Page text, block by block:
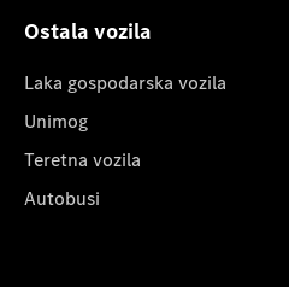
Ostala vozila
Laka gospodarska vozila
Unimog
Teretna vozila
Autobusi